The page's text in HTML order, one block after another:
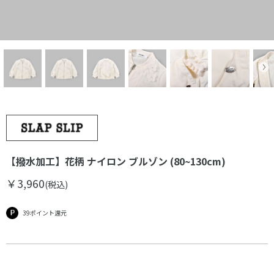
【撥水加工】花柄 ナイロン ブルゾン (80~130cm)
￥3,960(税込)
39ポイント還元